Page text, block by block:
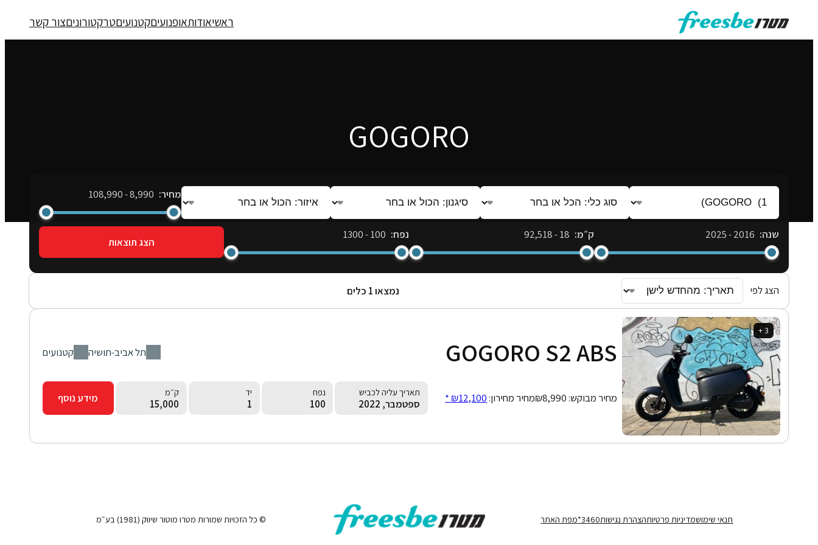
ראשיאודותאופנועיםקטנועיםטרקטורוניםצור קשר
GOGORO
יצרן:
הכול
בחר
סוג
כלי:
בחר
סיגנון:
הכול
איזור:
הכול
מחיר: 8,990
-
108,990
שנה: 2016
-
2025 ק״מ: 18
-
92,518 נפח: 100
-
1300
הצג לפי נמצאו 1 כלים
3 +
GOGORO S2 ABS סניף
תל אביב-תושיה מחלקה
קטנועים
מחיר מבוקש:₪8,990מחיר מחירון:₪12,100 * תאריך עליה לכביש
ספטמבר, 2022
נפח
100
יד
1
ק״מ
15,000 מידע נוסף
תנאי שימושמדיניות פרטיותהצהרת נגישות3460* מפת האתר © כל הזכויות שמורות מטרו מוטור שיווק (1981) בע״מ ב-36 תשלומים